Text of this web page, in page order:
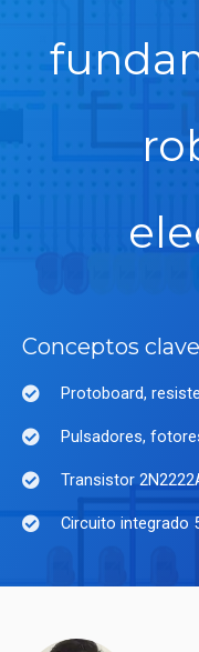
Conceptos
Protoboard,
Pulsadores,
Transistor
Circuito integrado